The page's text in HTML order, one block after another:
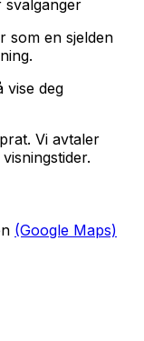
svalganger
som en sjelden
vise deg
Vi avtaler
(Google Maps)